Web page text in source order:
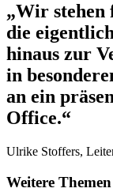
„Wir stehen
die
hinaus zur
in
an ein
Office.“
Ulrike Stoffers,
Weitere